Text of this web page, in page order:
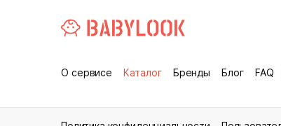
О сервисе Каталог Бренды Блог FAQ